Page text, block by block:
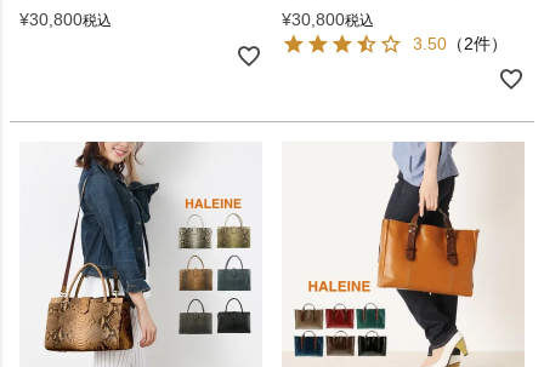
¥30,800税込
¥30,800税込
3.50 （2件）